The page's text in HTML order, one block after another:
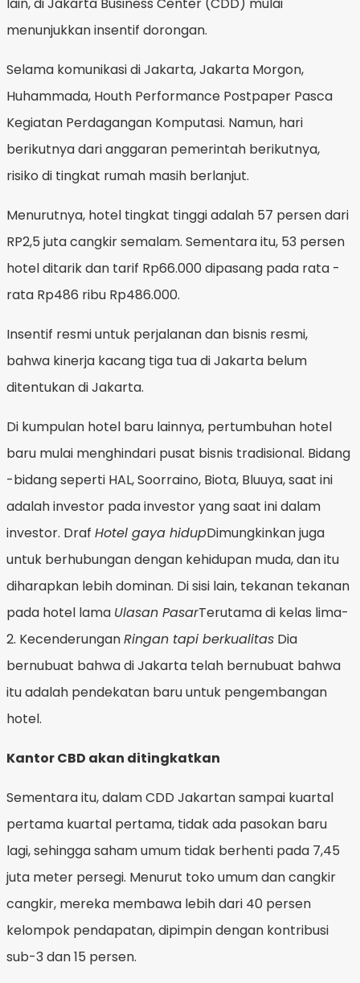
menunjukkan insentif dorongan.
Selama komunikasi di Jakarta, Jakarta Morgon,
Huhammada, Houth Performance Postpaper Pasca
Kegiatan Perdagangan Komputasi. Namun, hari
berikutnya dari anggaran pemerintah berikutnya,
risiko di tingkat rumah masih berlanjut.
Menurutnya, hotel tingkat tinggi adalah 57 persen dari
RP2,5 juta cangkir semalam. Sementara itu, 53 persen
hotel ditarik dan tarif Rp66.000 dipasang pada rata -
rata Rp486 ribu Rp486.000.
Insentif resmi untuk perjalanan dan bisnis resmi,
bahwa kinerja kacang tiga tua di Jakarta belum
ditentukan di Jakarta.
Di kumpulan hotel baru lainnya, pertumbuhan hotel
baru mulai menghindari pusat bisnis tradisional. Bidang
-bidang seperti HAL, Soorraino, Biota, Bluuya, saat ini
adalah investor pada investor yang saat ini dalam
investor. Draf Hotel gaya hidupDimungkinkan juga
untuk berhubungan dengan kehidupan muda, dan itu
diharapkan lebih dominan. Di sisi lain, tekanan tekanan
pada hotel lama Ulasan PasarTerutama di kelas lima-
2. KecenderunganRingan tapi berkualitas Dia
bernubuat bahwa di Jakarta telah bernubuat bahwa
itu adalah pendekatan baru untuk pengembangan
hotel.
Kantor CBD akan ditingkatkan
Sementara itu, dalam CDD Jakartan sampai kuartal
pertama kuartal pertama, tidak ada pasokan baru
lagi, sehingga saham umum tidak berhenti pada 7,45
juta meter persegi. Menurut toko umum dan cangkir
cangkir, mereka membawa lebih dari 40 persen
kelompok pendapatan, dipimpin dengan kontribusi
sub-3 dan 15 persen.